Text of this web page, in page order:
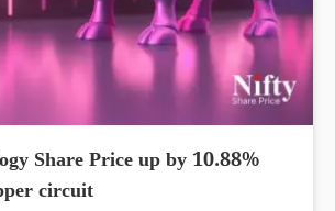
Share Price up by 10.88%
circuit